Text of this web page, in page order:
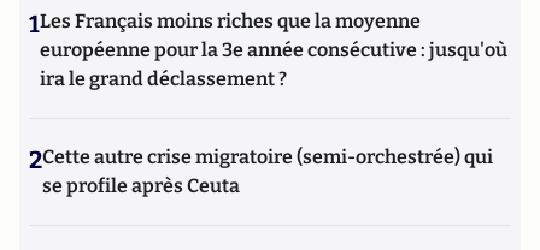
1Les Français moins riches que la moyenne
européenne pour la 3e année consécutive : jusqu'où
ira le grand déclassement ?
2Cette autre crise migratoire (semi-orchestrée) qui
se profile après Ceuta